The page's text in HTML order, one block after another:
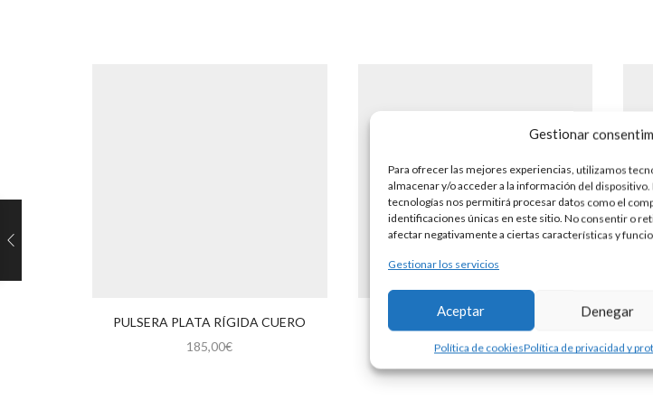
Gestionar
Para ofrecer las mejores experiencias, utilizamos
almacenar y/o acceder a la información del
tecnologías nos permitirá procesar datos como el
identificaciones únicas en este sitio. No consentir o
afectar negativamente a ciertas características y
Gestionar los servicios
Aceptar Denegar
Política de cookiesPolítica de privacidad y
PULSERA PLATA RÍGIDA CUERO
185,00€
PULSERA MACRAMÉ Y PLATA
85,00€